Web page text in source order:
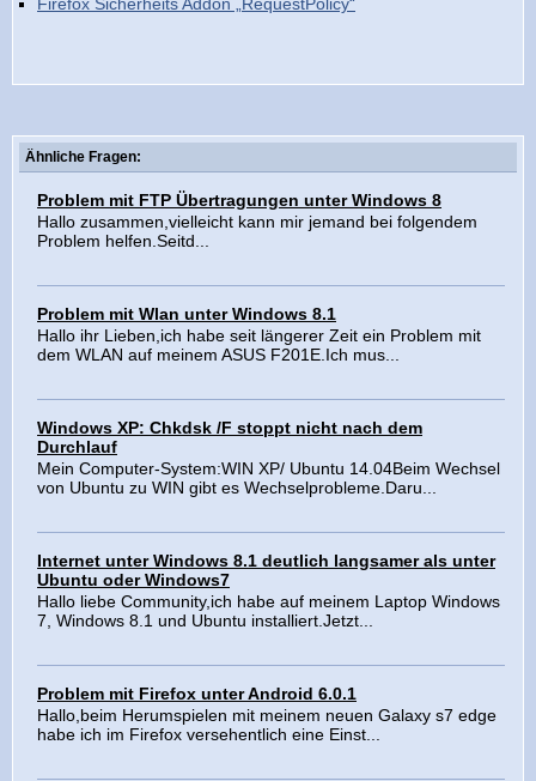
Ähnliche Fragen:
Problem mit FTP Übertragungen unter Windows 8
Hallo zusammen,vielleicht kann mir jemand bei folgendem
Problem helfen.Seitd...
Problem mit Wlan unter Windows 8.1
Hallo ihr Lieben,ich habe seit längerer Zeit ein Problem mit
dem WLAN auf meinem ASUS F201E.Ich mus...
Windows XP: Chkdsk /F stoppt nicht nach dem
Durchlauf
Mein Computer-System:WIN XP/ Ubuntu 14.04Beim Wechsel
von Ubuntu zu WIN gibt es Wechselprobleme.Daru...
Internet unter Windows 8.1 deutlich langsamer als unter
Ubuntu oder Windows7
Hallo liebe Community,ich habe auf meinem Laptop Windows
7, Windows 8.1 und Ubuntu installiert.Jetzt...
Problem mit Firefox unter Android 6.0.1
Hallo,beim Herumspielen mit meinem neuen Galaxy s7 edge
habe ich im Firefox versehentlich eine Einst...